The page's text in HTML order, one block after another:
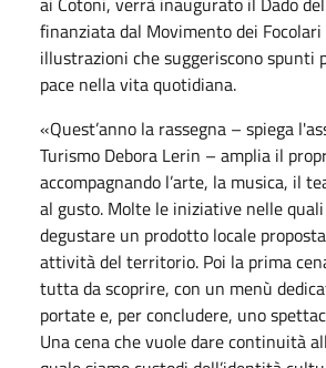
finanziata dal Movimento dei
illustrazioni che suggeriscono spunti
pace nella vita quotidiana.
«Quest’anno la rassegna – spiega
Turismo Debora Lerin – amplia il
accompagnando l’arte, la musica, il
al gusto. Molte le iniziative nelle
degustare un prodotto locale
attività del territorio. Poi la prima
tutta da scoprire, con un menù
portate e, per concludere, uno
Una cena che vuole dare continuità